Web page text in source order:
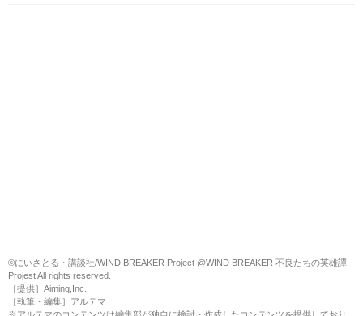
©にいさとる・講談社/WIND BREAKER Project @WIND BREAKER 不良たちの英雄譚
Projest All rights reserved.
［提供］Aiming,Inc.
［執筆・編集］アルテマ